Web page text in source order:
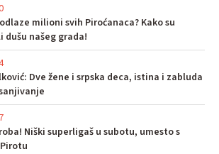
odlaze milioni svih Piroćanaca? Kako su
našeg grada!
Dve žene i srpska deca, istina i zabluda
Niški superligaš u subotu, umesto s